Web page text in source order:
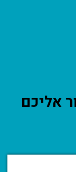
אליכם